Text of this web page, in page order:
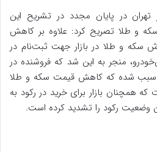
در پایان مجدد در تشریح این
و طلا تصریح کرد: علاوه بر کاهش
سکه و طلا در بازار جهت ثبت‌نام‌ در
منجر به این شد که فروشنده در
سبب شده که کاهش قیمت سکه و طلا
همچنان بازار برای خرید در رکود به
وضعیت رکود را تشدید کرده است.